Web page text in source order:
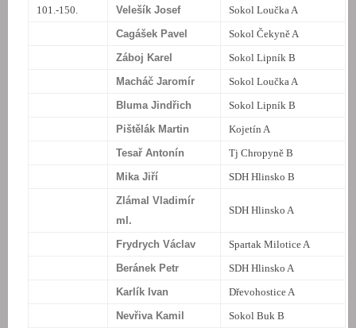
101.-150.
Velešík Josef
Sokol Loučka A
Cagášek Pavel
Sokol Čekyně A
Záboj Karel
Sokol Lipník B
Macháč Jaromír
Sokol Loučka A
Bluma Jindřich
Sokol Lipník B
Pištělák Martin
Kojetín A
Tesař Antonín
Tj Chropyně B
Mika Jiří
SDH Hlinsko B
Zlámal Vladimír
ml.
SDH Hlinsko A
Frydrych Václav
Spartak Milotice A
Beránek Petr
SDH Hlinsko A
Karlík Ivan
Dřevohostice A
Nevřiva Kamil
Sokol Buk B